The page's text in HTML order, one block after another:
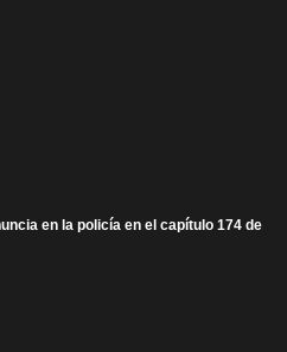
en la policía en el capítulo 174 de